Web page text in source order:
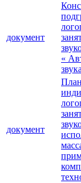
документ
«
документ